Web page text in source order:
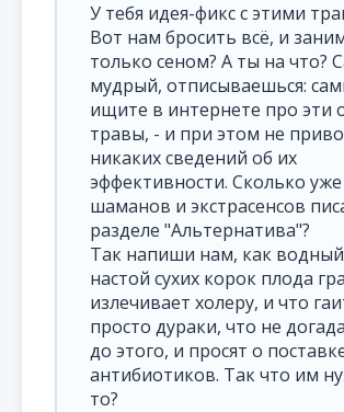
У тебя идея-фикс с этими
Вот нам бросить всё, и
только сеном? А ты на что?
мудрый, отписываешься:
ищите в интернете про эти
травы, - и при этом не
никаких сведений об их
эффективности. Сколько уже
шаманов и экстрасенсов
разделе "Альтернатива"?
Так напиши нам, как водный
настой сухих корок плода
излечивает холеру, и что
просто дураки, что не
до этого, и просят о
антибиотиков. Так что им
то?